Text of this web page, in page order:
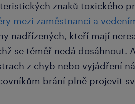
znaků toxického
mezi zaměstnanci a
nadřízených, kteří mají
se téměř nedá dosáhnout.
z chyb nebo vyjádření
brání plně projevit